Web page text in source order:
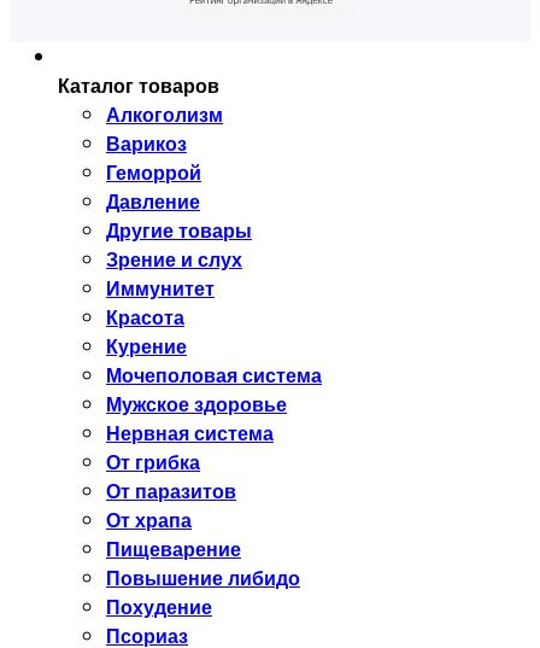
Каталог товаров
Алкоголизм
Варикоз
Геморрой
Давление
Другие товары
Зрение и слух
Иммунитет
Красота
Курение
Мочеполовая система
Мужское здоровье
Нервная система
От грибка
От паразитов
От храпа
Пищеварение
Повышение либидо
Похудение
Псориаз